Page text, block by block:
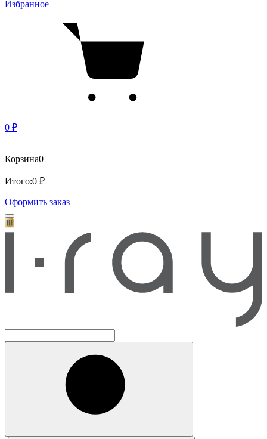
Избранное
0 ₽
Корзина0
Итого:0 ₽
Оформить заказ